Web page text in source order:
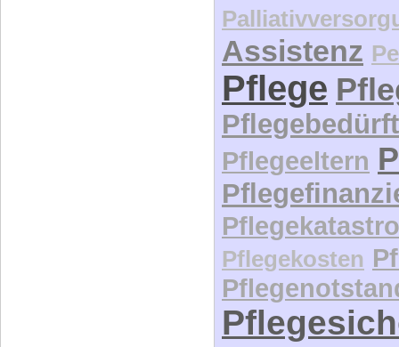
Assistenz
Pflege
Pflegeeltern
Pflegekosten